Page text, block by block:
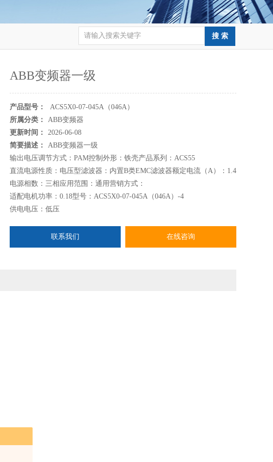
ABB变频器一级
产品型号：
ACS5X0-07-045A（046A）
所属分类：
ABB变频器
更新时间：
2026-06-08
简要描述：
ABB变频器一级
输出电压调节方式：PAM控制外形：铁壳产品系列：ACS55
直流电源性质：电压型滤波器：内置B类EMC滤波器额定电流（A）：1.4
电源相数：三相应用范围：通用营销方式：
适配电机功率：0.18型号：ACS5X0-07-045A（046A）-4
供电电压：低压
联系我们
在线咨询